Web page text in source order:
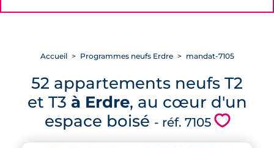
Accueil Programmes neufs Erdre mandat-7105
52 appartements neufs T2
et T3 à Erdre, au cœur d'un
espace boisé - réf. 7105 💗